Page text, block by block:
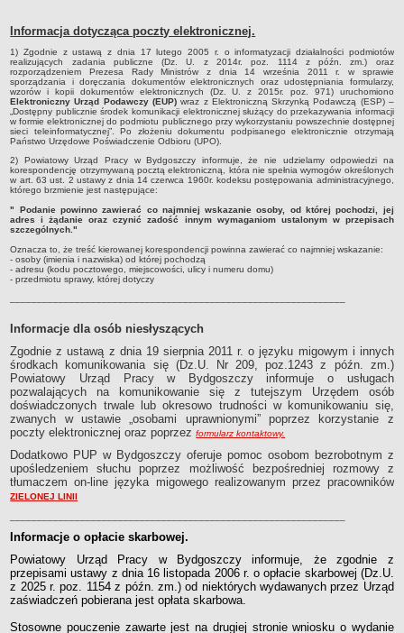
Uchwały Rady Miasta Bydgoszczy
Inne dokumenty
POMOC PUBLICZNA
Lata 2009-2025
Za rok 2026
FINANSE PUP
Budżet Funduszu Pracy
Zamówienia publiczne
Plan zamówień publicznych
Sprawozdania finansowe
POWIATOWA RADA ZATRUDNIENIA/POWIATOWA RADA RYNKU PRACY
Skład
Uchwały Powiatowej Rady Rynku Pracy
Uchwały Powiatowej Rady Zatrudnienia w Bydgoszczy
Informacja dotycząca poczty elektronicznej.
1) Zgodnie z ustawą z dnia 17 lutego 2005 r. o informatyzacji działalności podmiotów
realizujących zadania publiczne (Dz. U. z 2014r. poz. 1114 z późn. zm.) oraz
rozporządzeniem Prezesa Rady Ministrów z dnia 14 września 2011 r. w sprawie
sporządzania i doręczania dokumentów elektronicznych oraz udostępniania formularzy,
wzorów i kopii dokumentów elektronicznych (Dz. U. z 2015r. poz. 971) uruchomiono
Elektroniczny Urząd Podawczy (EUP)wraz z Elektroniczną Skrzynką Podawczą (ESP) –
„Dostępny publicznie środek komunikacji elektronicznej służący do przekazywania informacji
w formie elektronicznej do podmiotu publicznego przy wykorzystaniu powszechnie dostępnej
sieci teleinformatycznej”. Po złożeniu dokumentu podpisanego elektronicznie otrzymają
Państwo Urzędowe Poświadczenie Odbioru (UPO).
2) Powiatowy Urząd Pracy w Bydgoszczy informuje, że nie udzielamy odpowiedzi na
korespondencję otrzymywaną pocztą elektroniczną, która nie spełnia wymogów określonych
w art. 63 ust. 2 ustawy z dnia 14 czerwca 1960r. kodeksu postępowania administracyjnego,
którego brzmienie jest następujące:
" Podanie powinno zawierać co najmniej wskazanie osoby, od której pochodzi, jej
adres i żądanie oraz czynić zadość innym wymaganiom ustalonym w przepisach
szczególnych."
Oznacza to, że treść kierowanej korespondencji powinna zawierać co najmniej wskazanie:
- osoby (imienia i nazwiska) od której pochodzą
- adresu (kodu pocztowego, miejscowości, ulicy i numeru domu)
- przedmiotu sprawy, której dotyczy
Informacje dla osób niesłyszących
Zgodnie z ustawą z dnia 19 sierpnia 2011 r. o języku migowym i innych
środkach komunikowania się (Dz.U. Nr 209, poz.1243 z późn. zm.)
Powiatowy Urząd Pracy w Bydgoszczy informuje o usługach
pozwalających na komunikowanie się z tutejszym Urzędem osób
doświadczonych trwale lub okresowo trudności w komunikowaniu się,
zwanych w ustawie „osobami uprawnionymi” poprzez korzystanie z
poczty elektronicznej oraz poprzezformularz kontaktowy.
Dodatkowo PUP w Bydgoszczy oferuje pomoc osobom bezrobotnym z
upośledzeniem słuchu poprzez możliwość bezpośredniej rozmowy z
tłumaczem on-line języka migowego realizowanym przez pracowników
ZIELONEJ LINII
Informacje o opłacie skarbowej.
Powiatowy Urząd Pracy w Bydgoszczy informuje, że zgodnie z
przepisami ustawy z dnia 16 listopada 2006 r. o opłacie skarbowej (Dz.U.
z 2025 r. poz. 1154 z późn. zm.) od niektórych wydawanych przez Urząd
zaświadczeń pobierana jest opłata skarbowa.
Stosowne pouczenie zawarte jest na drugiej stronie wniosku o wydanie